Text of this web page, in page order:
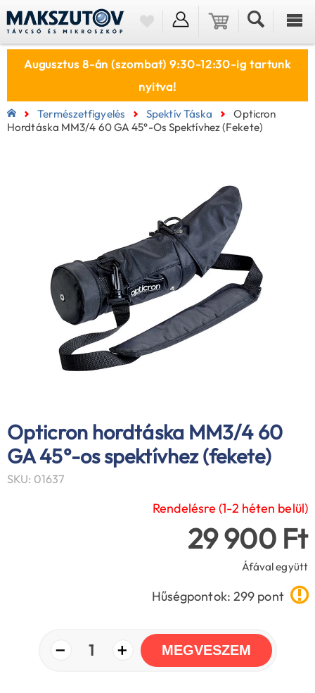
Augusztus 8-án (szombat) 9:30-12:30-ig tartunk
nyitva!
Természetfigyelés Spektív Táska
Opticron
Hordtáska MM3/4 60 GA 45°-Os Spektívhez (fekete)
Opticron hordtáska MM3/4 60
GA 45°-os spektívhez (fekete)
SKU: 01637
Rendelésre (1-2 héten belül)
29 900 Ft
Áfával együtt
Hűségpontok: 299 pont
− 1 + MEGVESZEM